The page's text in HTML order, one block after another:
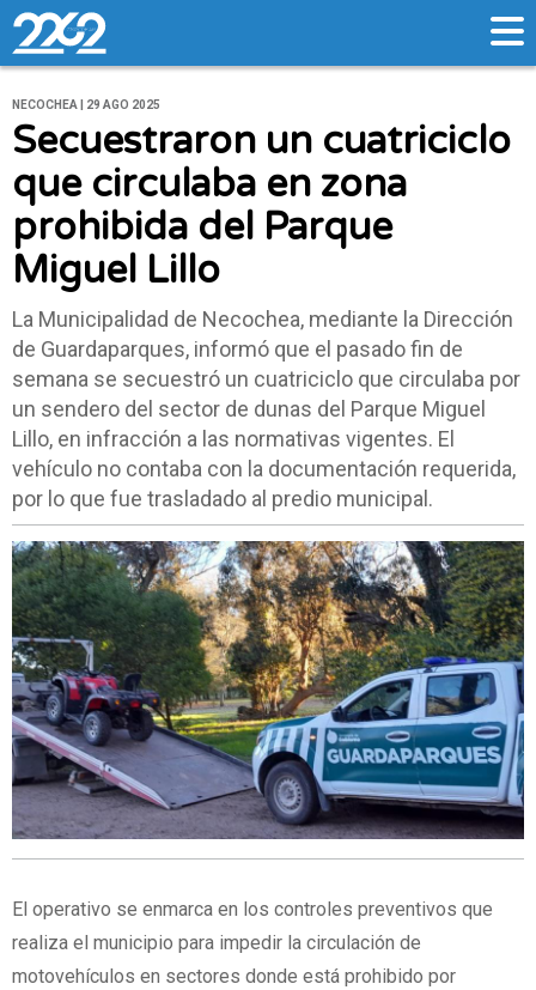
NECOCHEA | 29 AGO 2025
Secuestraron un cuatriciclo
que circulaba en zona
prohibida del Parque
Miguel Lillo
La Municipalidad de Necochea, mediante la Dirección
de Guardaparques, informó que el pasado fin de
semana se secuestró un cuatriciclo que circulaba por
un sendero del sector de dunas del Parque Miguel
Lillo, en infracción a las normativas vigentes. El
vehículo no contaba con la documentación requerida,
por lo que fue trasladado al predio municipal.
El operativo se enmarca en los controles preventivos que
realiza el municipio para impedir la circulación de
motovehículos en sectores donde está prohibido por